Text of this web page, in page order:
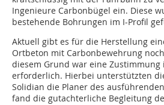
Ingenieure Carbonbügel ein. Diese
bestehende Bohrungen im I-Profil
Aktuell gibt es für die Herstellung
Ortbeton mit Carbonbewehrung
diesem Grund war eine Zustimmung
erforderlich. Hierbei unterstützten
Solidian die Planer des
fand die gutachterliche Begleitung